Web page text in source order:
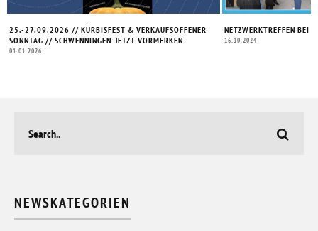
25.-27.09.2026 // KÜRBISFEST & VERKAUFSOFFENER
SONNTAG // SCHWENNINGEN-JETZT VORMERKEN
01.01.2026
NETZWERKTREFFEN
16.10.2024
NEWSKATEGORIEN